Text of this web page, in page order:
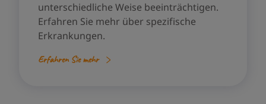
unterschiedliche Weise beeinträchtigen.
Erfahren Sie mehr über spezifische
Erkrankungen.
Erfahren Sie mehr